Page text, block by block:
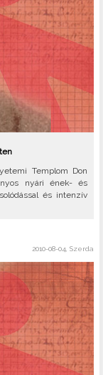
Templom Don
nyári ének- és
és intenzív
2010-08-04, Szerda